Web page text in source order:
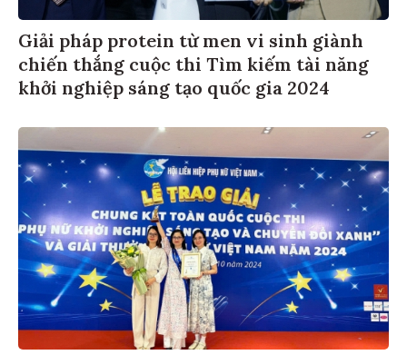
Giải pháp protein từ men vi sinh giành
chiến thắng cuộc thi Tìm kiếm tài năng
khởi nghiệp sáng tạo quốc gia 2024